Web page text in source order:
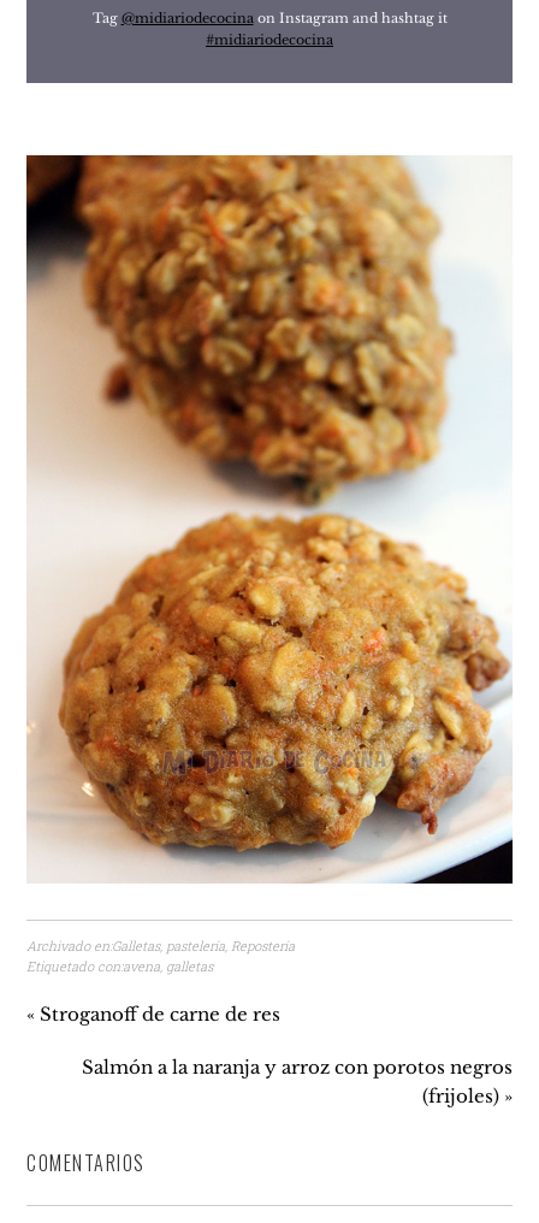
Tag @midiariodecocina on Instagram and hashtag it
#midiariodecocina
Archivado en:Galletas, pastelería Repostería
Etiquetado con:avena galletas
« Stroganoff de carne de res
Salmón a la naranja y arroz con porotos negros
(frijoles) »
COMENTARIOS